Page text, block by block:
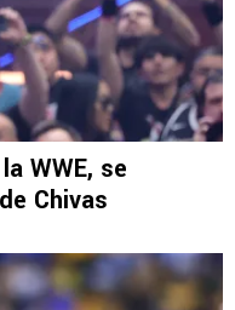
WWE, se
Chivas